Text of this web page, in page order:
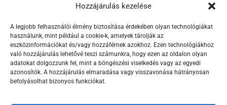
Hozzájárulás kezelése
A legjobb felhasználói élmény biztosítása érdekében olyan technológiákat
használunk, mint például a cookie-k, amelyek tárolják az
eszközinformációkat és/vagy hozzáférnek azokhoz. Ezen technológiákhoz
való hozzájárulás lehetővé teszi számunkra, hogy ezen az oldalon olyan
adatokat dolgozzunk fel, mint a böngészési viselkedés vagy az egyedi
azonosítók. A hozzájárulás elmaradása vagy visszavonása hátrányosan
befolyásolhat bizonyos funkciókat.
Élőállat kereskedés
Forgalmazott termékeink
Szaktanácsadás /